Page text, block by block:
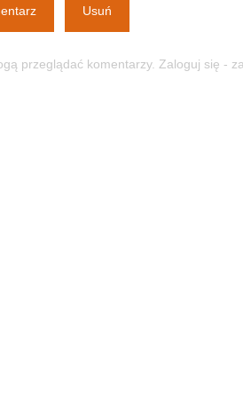
Usuń
przeglądać komentarzy. Zaloguj się -